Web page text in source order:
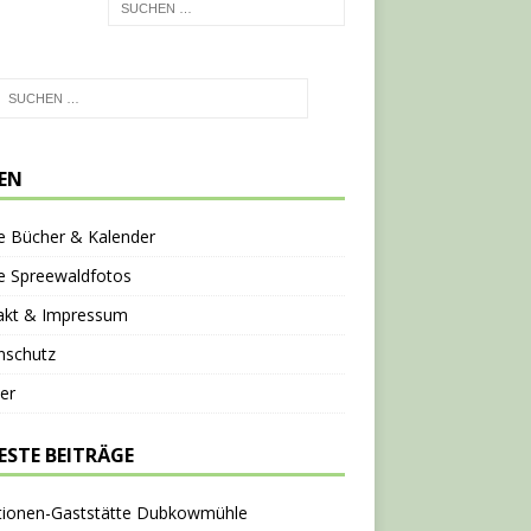
Bücher & Kalender
Spreewaldfotos
& Impressum
BEITRÄGE
Gaststätte Dubkowmühle